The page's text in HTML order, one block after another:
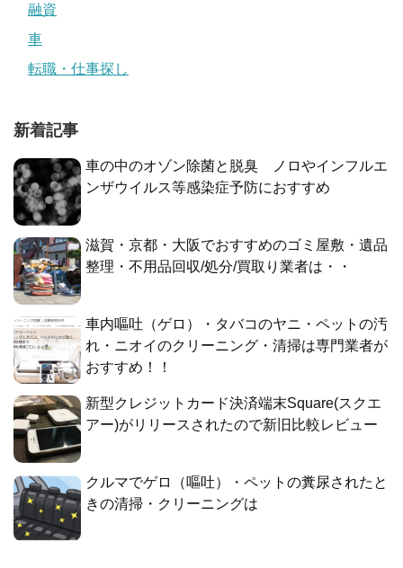
融資
車
転職・仕事探し
新着記事
車の中のオゾン除菌と脱臭 ノロやインフルエ
ンザウイルス等感染症予防におすすめ
滋賀・京都・大阪でおすすめのゴミ屋敷・遺品
整理・不用品回収/処分/買取り業者は・・
車内嘔吐（ゲロ）・タバコのヤニ・ペットの汚
れ・ニオイのクリーニング・清掃は専門業者が
おすすめ！！
新型クレジットカード決済端末Square(スクエ
アー)がリリースされたので新旧比較レビュー
クルマでゲロ（嘔吐）・ペットの糞尿されたと
きの清掃・クリーニングは